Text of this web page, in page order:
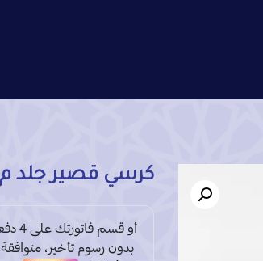
كرسي قصير جلد م7004